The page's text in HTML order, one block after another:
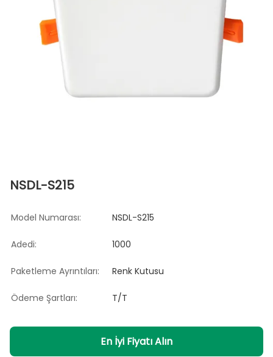
NSDL-S215
Model Numarası: NSDL-S215
Adedi: 1000
Paketleme Ayrıntıları: Renk Kutusu
Ödeme Şartları: T/T
En İyi Fiyatı Alın